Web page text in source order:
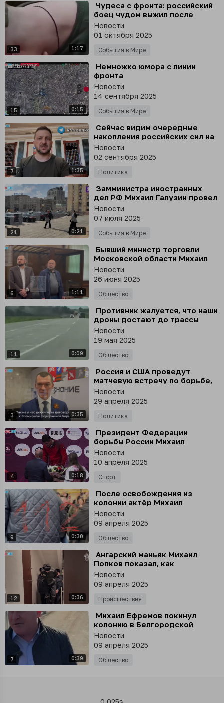
33 1:17
⁣ Чудеса с фронта: российский
боец чудом выжил после
попадания пули в голову
Новости
01 октября 2025
События в Мире
15 0:15
⁣ Немножко юмора с линии
фронта
Новости
14 сентября 2025
События в Мире
7 1:35
⁣ Сейчас видим очередные
накопления российских сил на
некоторых участках фронта, -
Зеленский
Новости
02 сентября 2025
Политика
21 0:21
⁣ Замминистра иностранных
дел РФ Михаил Галузин провел
встречу с послом Армении
Гургеном Арсеняном
Новости
07 июля 2025
События в Мире
6 1:11
⁣ Бывший министр торговли
Московской области Михаил
Хубутия остается под
домашним арестом
Новости
26 июня 2025
Общество
11 0:09
⁣ Противник жалуется, что наши
дроны достают до трассы
Краматорск - Доброполье, а
это 40 км от фронта
Новости
19 мая 2025
Общество
3 0:35
⁣ Россия и США проведут
матчевую встречу по борьбе,
заявил SHOT глава Минспорта
РФ Михаил Дегтярёв
Новости
29 апреля 2025
Политика
4 0:18
⁣ Президент Федерации
борьбы России Михаил
Мамиашвили грубо поздравил
бойца Чермена Валиева с
победой на чемпионате
Европе
Новости
10 апреля 2025
Спорт
9 0:30
⁣ После освобождения из
колонии актёр Михаил
Ефремов приехал в свою
московскую квартиру
Новости
09 апреля 2025
Общество
12 0:36
⁣ Ангарский маньяк Михаил
Попков показал, как
расправился со своей
последней жертвой
Новости
09 апреля 2025
Происшествия
7 0:39
⁣ Михаил Ефремов покинул
колонию в Белгородской
области. Сейчас он едет в
Москву, сообщил его адвокат
Юрий Падалко
Новости
09 апреля 2025
Общество